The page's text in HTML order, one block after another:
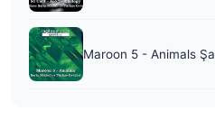
Maroon 5 - Animals